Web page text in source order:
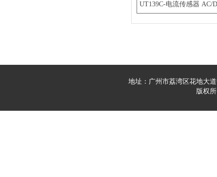
UT139C-电流传感器 AC/
地址：广州市荔湾区花地大
版权